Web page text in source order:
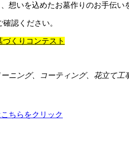
想いを込めたお墓作りのお手伝い
認ください。
くりコンテスト
ニング、コーティング、花立て工
ちらをクリック